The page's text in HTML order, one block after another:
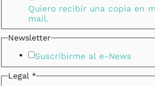
Quiero recibir una copia en
mail.
Newsletter
Suscribirme al e-News
Legal *